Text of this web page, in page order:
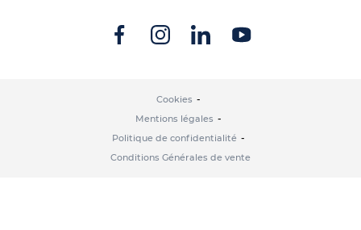
Cookies
Mentions légales
Politique de confidentialité
Conditions Générales de vente